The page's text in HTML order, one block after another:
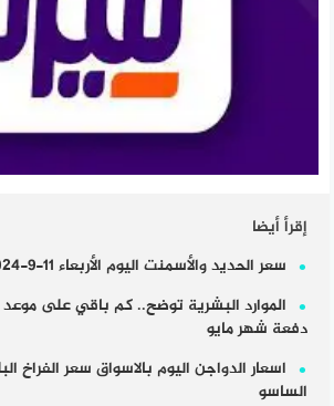
إقرأ أيضا
سعر الحديد والأسمنت اليوم الأربعاء 11-9-2024
الموارد البشرية توضح.. كم باقي على
دفعة شهر مايو
اسعار الدواجن اليوم بالاسواق سعر الفراخ
الساسو